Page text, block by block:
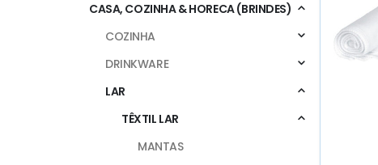
CASA, COZINHA & HORECA (BRINDES)
COZINHA
DRINKWARE
LAR
TÊXTIL LAR
MANTAS